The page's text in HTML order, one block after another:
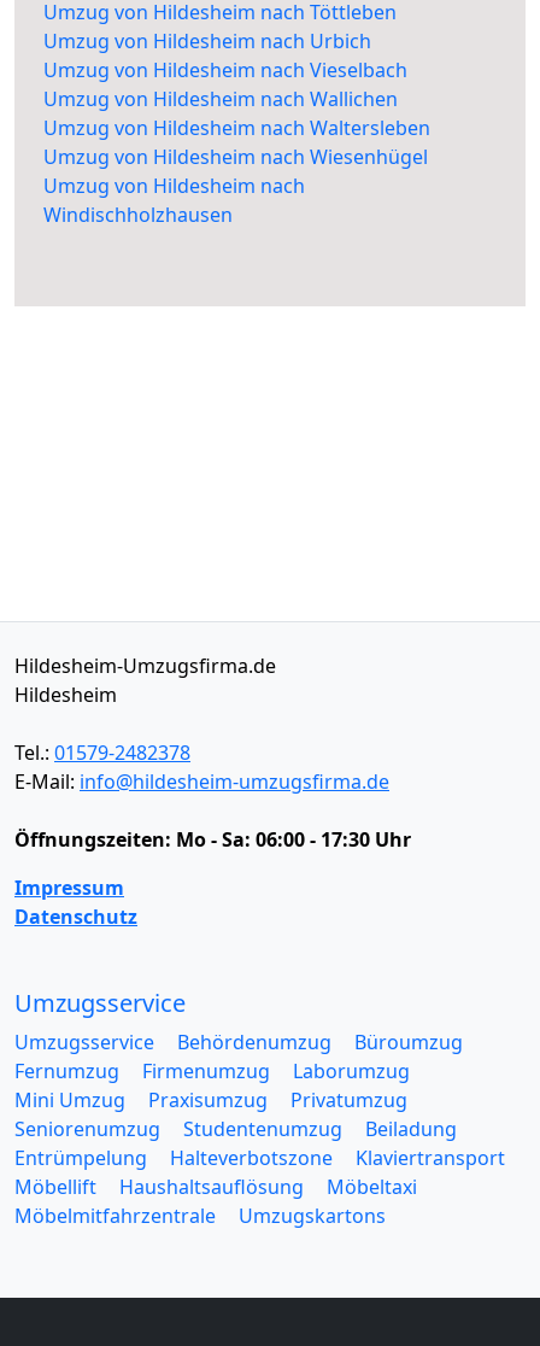
Umzug von Hildesheim nach Töttleben
Umzug von Hildesheim nach Urbich
Umzug von Hildesheim nach Vieselbach
Umzug von Hildesheim nach Wallichen
Umzug von Hildesheim nach Waltersleben
Umzug von Hildesheim nach Wiesenhügel
Umzug von Hildesheim nach
Windischholzhausen
Hildesheim-Umzugsfirma.de
Hildesheim
Tel.: 01579-2482378
E-Mail: info@hildesheim-umzugsfirma.de
Öffnungszeiten: Mo - Sa: 06:00 - 17:30 Uhr
Impressum
Datenschutz
Umzugsservice
Umzugsservice Behördenumzug
Büroumzug
Fernumzug
Firmenumzug
Laborumzug
Mini Umzug
Praxisumzug
Privatumzug
Seniorenumzug
Studentenumzug
Beiladung
Entrümpelung
Halteverbotszone
Klaviertransport
Möbellift
Haushaltsauflösung
Möbeltaxi
Möbelmitfahrzentrale
Umzugskartons